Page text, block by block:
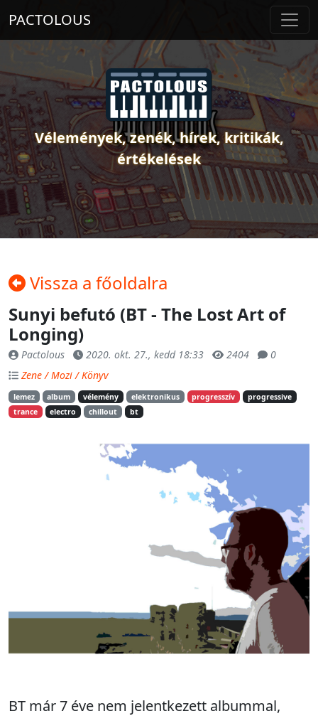
PACTOLOUS
Vélemények, zenék, hírek, kritikák,
értékelések
Vissza a főoldalra
Sunyi befutó (BT - The Lost Art of
Longing)
Pactolous 2020. okt. 27., kedd 18:33 2404
0
Zene / Mozi / Könyv
lemez album vélemény elektronikus progresszív
progressive
trance
electro chillout bt
BT már 7 éve nem jelentkezett albummal,